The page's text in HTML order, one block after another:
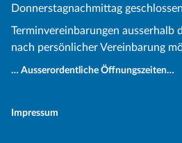
Donnerstagnachmittag geschlossen
Terminvereinbarungen ausserhalb
nach persönlicher Vereinbarung
… Ausserordentliche Öffnungszeiten…
Impressum